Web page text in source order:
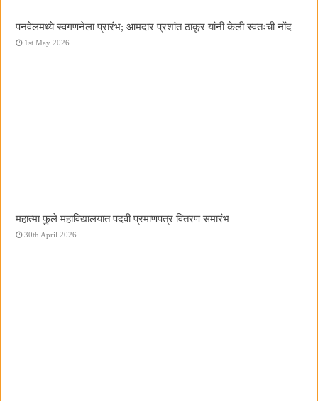
पनवेलमध्ये स्वगणनेला प्रारंभ; आमदार प्रशांत ठाकूर यांनी केली स्वतःची नोंद
1st May 2026
महात्मा फुले महाविद्यालयात पदवी प्रमाणपत्र वितरण समारंभ
30th April 2026